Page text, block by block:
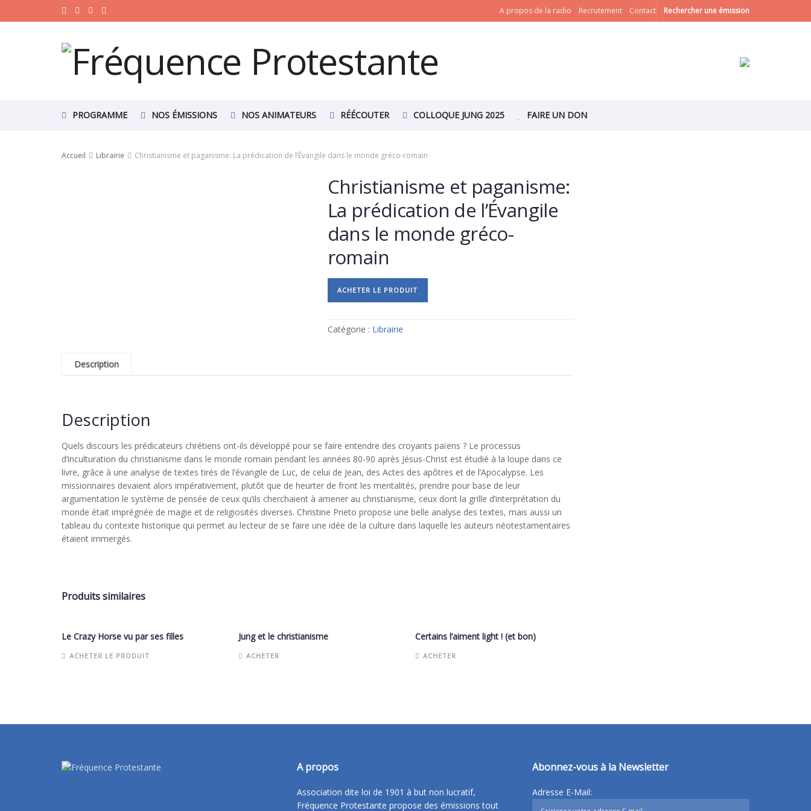
A propos de la radio Recrutement Contact Rechercher une émission
PROGRAMME NOS ÉMISSIONS NOS ANIMATEURS RÉÉCOUTER COLLOQUE JUNG 2025 FAIRE UN DON
Accueil Librairie Christianisme et paganisme: La prédication de l’Évangile dans le monde gréco-romain
Christianisme et paganisme:
La prédication de l’Évangile
dans le monde gréco-
romain
ACHETER LE PRODUIT
Catégorie : Librairie
Description
Description
Quels discours les prédicateurs chrétiens ont-ils développé pour se faire entendre des croyants païens ? Le processus
d’inculturation du christianisme dans le monde romain pendant les années 80-90 après Jésus-Christ est étudié à la loupe dans ce
livre, grâce à une analyse de textes tirés de l’évangile de Luc, de celui de Jean, des Actes des apôtres et de l’Apocalypse. Les
missionnaires devaient alors impérativement, plutôt que de heurter de front les mentalités, prendre pour base de leur
argumentation le système de pensée de ceux qu’ils cherchaient à amener au christianisme, ceux dont la grille d’interprétation du
monde était imprégnée de magie et de religiosités diverses. Christine Prieto propose une belle analyse des textes, mais aussi un
tableau du contexte historique qui permet au lecteur de se faire une idée de la culture dans laquelle les auteurs néotestamentaires
étaient immergés.
Produits similaires
Le Crazy Horse vu par ses filles
ACHETER LE PRODUIT
Jung et le christianisme
ACHETER
Certains l’aiment light ! (et bon)
ACHETER
A propos
Association dite loi de 1901 à but non lucratif,
Fréquence Protestante propose des émissions tout
Abonnez-vous à la Newsletter
Adresse E-Mail: